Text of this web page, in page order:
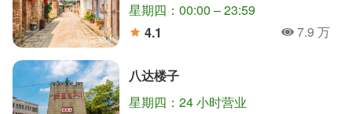
星期四：00:00 – 23:59
4.1
人氣7.9 万
八达楼子
星期四：24 小时营业